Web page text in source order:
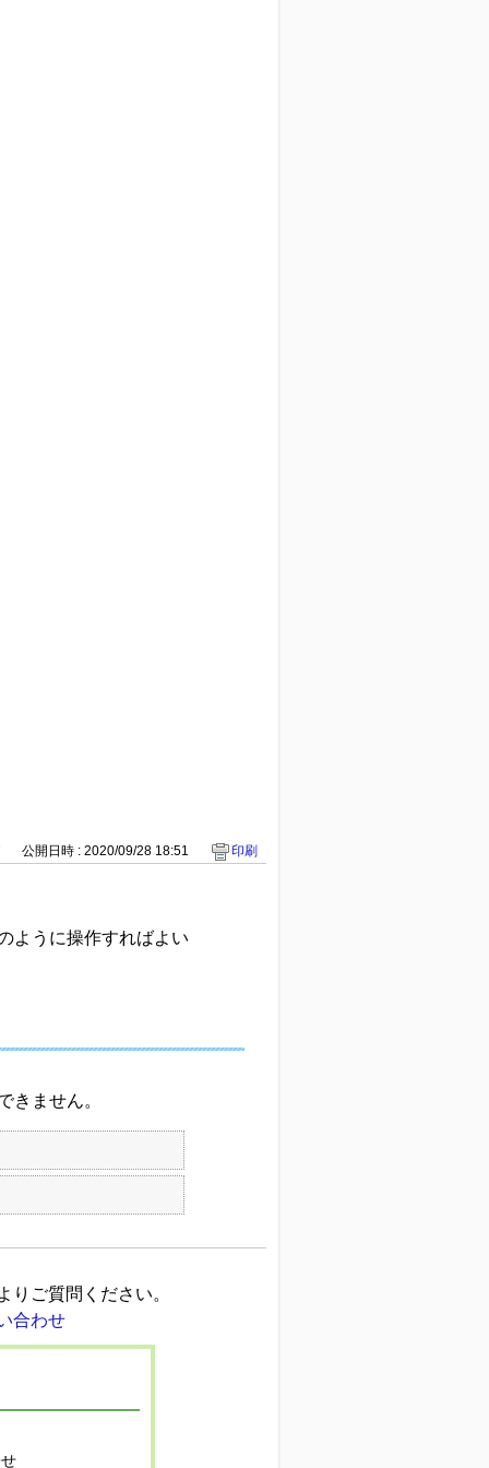
公開日時 : 2020/09/28 18:51 印刷
ように操作すればよい
きません。
りご質問ください。